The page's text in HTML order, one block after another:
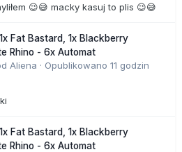
😉😅 macky kasuj to plis 😉😅
Fat Bastard, 1x Blackberry
Rhino - 6x Automat
Aliena · Opublikowano 11 godzin
Fat Bastard, 1x Blackberry
Rhino - 6x Automat